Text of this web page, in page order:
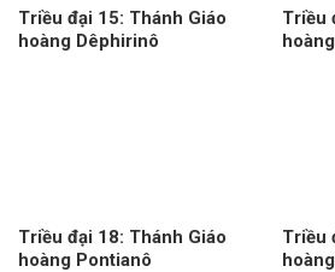
Triều đại 15: Thánh Giáo
hoàng Dêphirinô
Triều
Triều đại 18: Thánh Giáo
hoàng Pontianô
Triều